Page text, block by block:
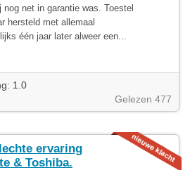
nog net in garantie was. Toestel
hersteld met allemaal
één jaar later alweer een...
1.0
Gelezen 477
ervaring
& Toshiba.